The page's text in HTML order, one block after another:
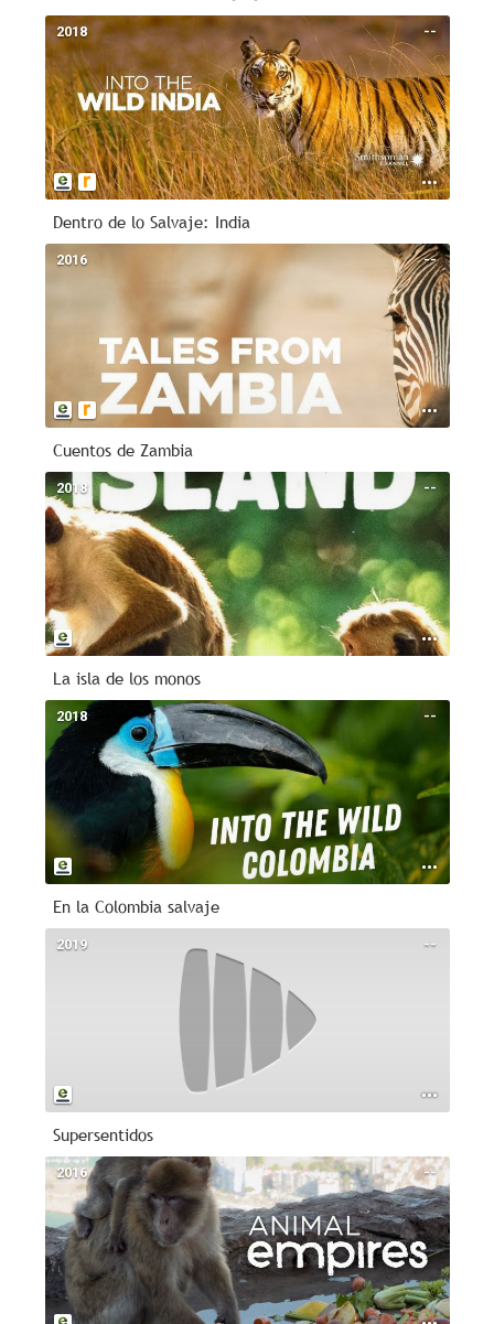
--
2018
Dentro de lo Salvaje: India
--
2016
Cuentos de Zambia
--
2018
La isla de los monos
--
2018
En la Colombia salvaje
--
2019
Supersentidos
--
2016